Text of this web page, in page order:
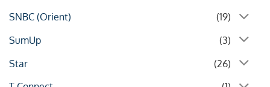
SNBC (Orient)
(19)
SumUp
(3)
Star
(26)